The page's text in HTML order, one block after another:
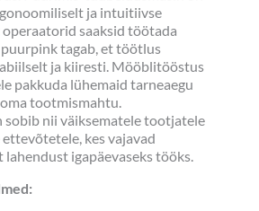
ja intuitiivse
saaksid töötada
tagab, et töötlus
ja kiiresti. Mööblitööstus
pakkuda lühemaid tarneaegu
tootmismahtu.
sobib nii väiksematele tootjatele
kes vajavad
lahendust igapäevaseks tööks.